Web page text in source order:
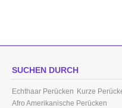
SUCHEN DURCH
Echthaar Perücken Kurze
Afro Amerikanische Perücken